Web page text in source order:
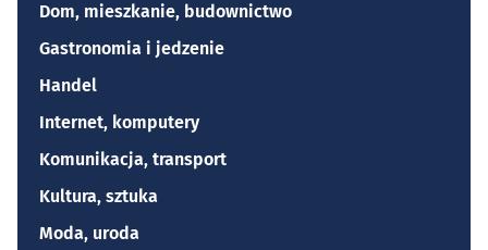
Dom, mieszkanie, budownictwo
Gastronomia i jedzenie
Handel
Internet, komputery
Komunikacja, transport
Kultura, sztuka
Moda, uroda